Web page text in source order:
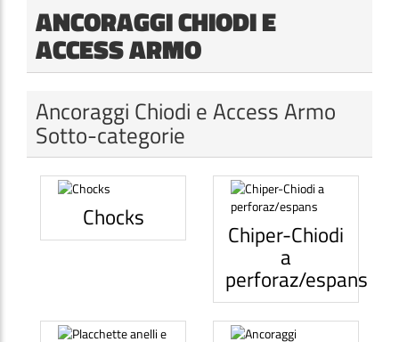
ANCORAGGI CHIODI E
ACCESS ARMO
Ancoraggi Chiodi e Access Armo
Sotto-categorie
Chocks
Chiper-Chiodi
a
perforaz/espans